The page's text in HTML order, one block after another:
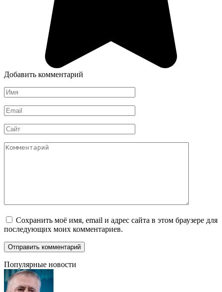
Добавить комментарий
Имя
*
Email
*
Сайт
Комментарий
Сохранить моё имя, email и адрес сайта в этом браузере для
последующих моих комментариев.
Популярные новости